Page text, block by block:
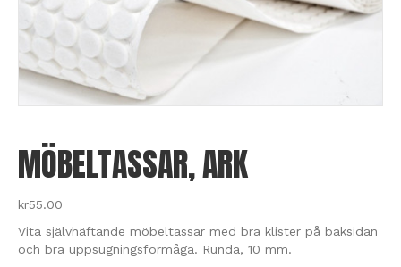
MÖBELTASSAR, ARK
kr55.00
Vita självhäftande möbeltassar med bra klister på baksidan
och bra uppsugningsförmåga. Runda, 10 mm.